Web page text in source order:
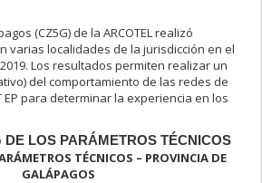
(CZ5G) de la ARCOTEL realizó
varias localidades de la jurisdicción en el
2019. Los resultados permiten realizar un
del comportamiento de las redes de
EP para determinar la experiencia en los
DE LOS PARÁMETROS TÉCNICOS
TÉCNICOS – PROVINCIA DE
GALÁPAGOS